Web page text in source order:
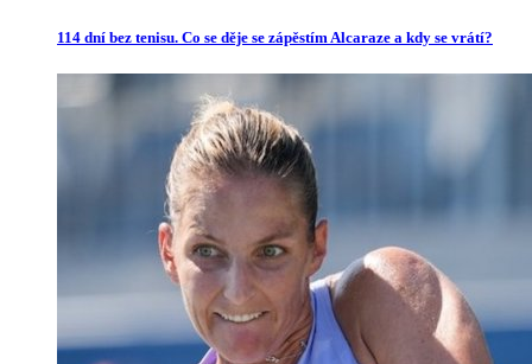
114 dní bez tenisu. Co se děje se zápěstím Alcaraze a kdy se vrátí?